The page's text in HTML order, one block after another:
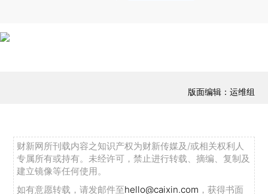
版面编辑：运维组
财新网所刊载内容之知识产权为财新传媒及/或相关权利人
专属所有或持有。未经许可，禁止进行转载、摘编、复制及
建立镜像等任何使用。
如有意愿转载，请发邮件至hello@caixin.com ，获得书面